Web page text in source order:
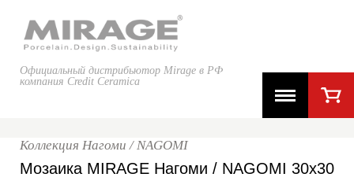
Официальный дистрибьютор Mirage в РФ
компания Credit Ceramica
Коллекция Нагоми / NAGOMI
Мозаика MIRAGE Нагоми / NAGOMI 30x30